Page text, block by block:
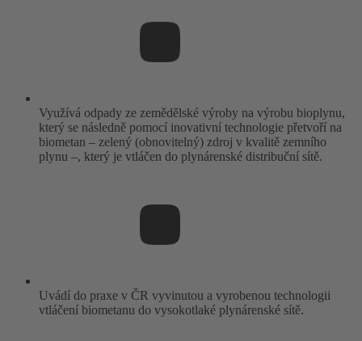
Využívá odpady ze zemědělské výroby na výrobu bioplynu,
který se následně pomocí inovativní technologie přetvoří na
biometan – zelený (obnovitelný) zdroj v kvalitě zemního
plynu –, který je vtláčen do plynárenské distribuční sítě.
Uvádí do praxe v ČR vyvinutou a vyrobenou technologii
vtláčení biometanu do vysokotlaké plynárenské sítě.